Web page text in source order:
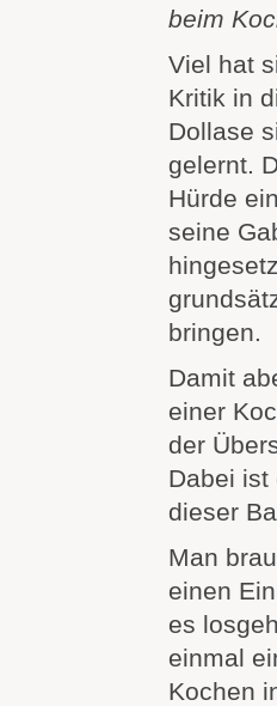
beim
Viel hat
Kritik in
Dollase
gelernt.
Hürde
seine
bringen.
Damit
einer
der
Dabei ist
dieser
Man
einen
es
einmal
Kochen